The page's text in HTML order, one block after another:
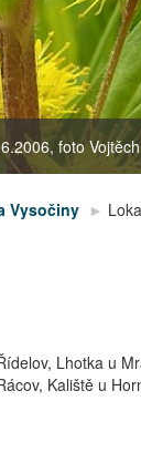
foto
Vysočiny
Lhotka u
Kaliště u